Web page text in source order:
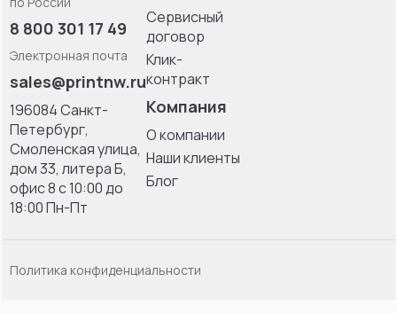
8 800 301 17 49
Электронная почта
sales@printnw.ru
196084 Санкт-
Петербург,
Смоленская улица,
дом 33, литерa Б,
офис 8 с 10:00 до
18:00 Пн-Пт
Сервисный
договор
Клик-
контракт
Компания
О компании
Наши клиенты
Блог
Политика конфиденциальности